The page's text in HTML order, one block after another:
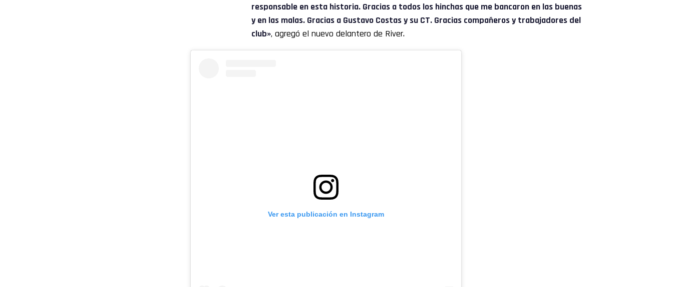
responsable en esta historia. Gracias a todos los hinchas que me bancaron en las buenas
y en las malas. Gracias a Gustavo Costas y su CT. Gracias compañeros y trabajadores del
club», agregó el nuevo delantero de River.
Ver esta publicación en Instagram